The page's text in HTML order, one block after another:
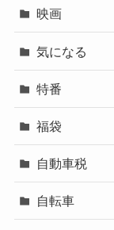
映画
気になる
特番
福袋
自動車税
自転車